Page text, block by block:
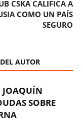
CSKA CALIFICA A
COMO UN PAÍS
SEGURO
AUTOR
JOAQUÍN
SOBRE